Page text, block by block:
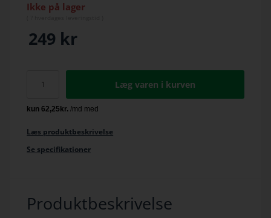
Ikke på lager
249 kr
Læg varen i kurven
Læs produktbeskrivelse
Se specifikationer
Produktbeskrivelse